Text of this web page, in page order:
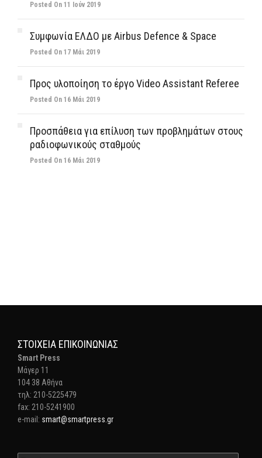
Posted On 11 Ιούν 2019
Συμφωνία ΕΛΔΟ με Airbus Defence & Space
Posted On 17 Μάι 2019
Προς υλοποίηση το έργο Video Assistant Referee
Posted On 16 Μάι 2019
Προσπάθεια για επίλυση των προβλημάτων στους
ραδιοφωνικούς σταθμούς
Posted On 16 Μάι 2019
ΣΤΟΙΧΕΊΑ ΕΠΙΚΟΙΝΩΝΊΑΣ
Smart Press
Mάγερ 11
104 38 Αθήνα
τηλ: 210-5225479
fax: 210-5241900
e-mail: smart@smartpress.gr